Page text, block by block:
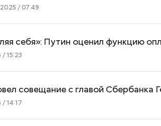
/ 07:49
себя»: Путин оценил функцию
15:23
совещание с главой Сбербанка
14:17